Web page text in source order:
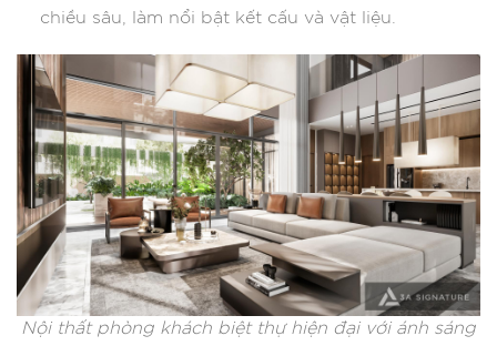
chiều sâu, làm nổi bật kết cấu và vật liệu.
Nội thất phòng khách biệt thự hiện đại với ánh sáng